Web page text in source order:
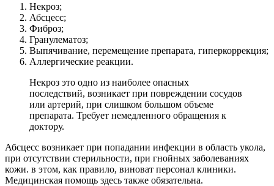
Некроз;
Абсцесс;
Фиброз;
Гранулематоз;
Выпячивание, перемещение препарата, гиперкоррекция;
Аллергические реакции.
Некроз это одно из наиболее опасных
последствий, возникает при повреждении сосудов
или артерий, при слишком большом объеме
препарата. Требует немедленного обращения к
доктору.
Абсцесс возникает при попадании инфекции в область укола,
при отсутствии стерильности, при гнойных заболеваниях
кожи. в этом, как правило, виноват персонал клиники.
Медицинская помощь здесь также обязательна.